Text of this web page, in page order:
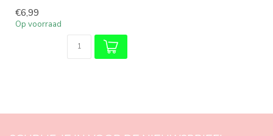
€6,99
Op voorraad